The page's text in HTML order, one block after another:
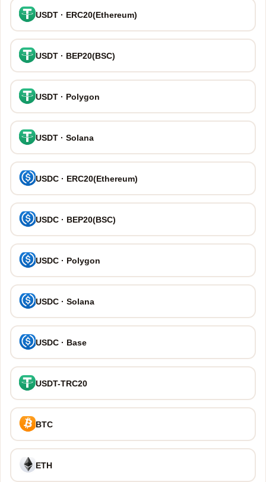
USDT · ERC20(Ethereum)
USDT · BEP20(BSC)
USDT · Polygon
USDT · Solana
USDC · ERC20(Ethereum)
USDC · BEP20(BSC)
USDC · Polygon
USDC · Solana
USDC · Base
USDT-TRC20
BTC
ETH